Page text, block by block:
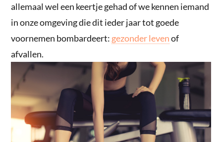
allemaal wel een keertje gehad of we kennen iemand
in onze omgeving die dit ieder jaar tot goede
voornemen bombardeert: gezonder levenof
afvallen.